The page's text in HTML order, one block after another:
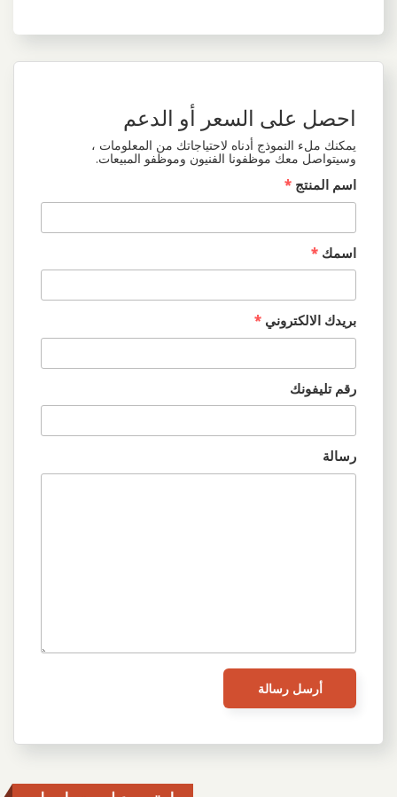
احصل على السعر أو الدعم
يمكنك ملء النموذج أدناه لاحتياجاتك من المعلومات ،
وسيتواصل معك موظفونا الفنيون وموظفو المبيعات.
اسم المنتج *
اسمك *
بريدك الالكتروني *
رقم تليفونك
رسالة